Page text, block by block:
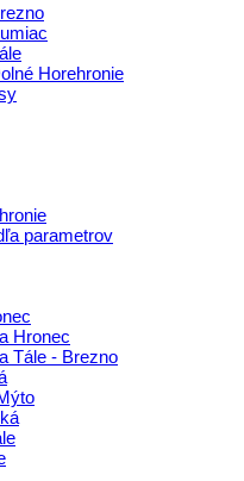
Horehronie
parametrov
Hronec
Tále - Brezno